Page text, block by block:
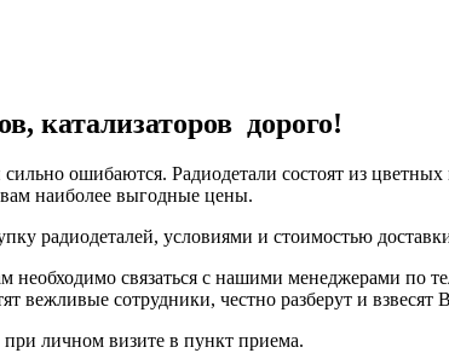
катализаторов дорого!
ошибаются. Радиодетали состоят из
наиболее выгодные цены.
радиодеталей, условиями и стоимостью
связаться с нашими менеджерами по
вежливые сотрудники, честно разберут и
личном визите в пункт приема.